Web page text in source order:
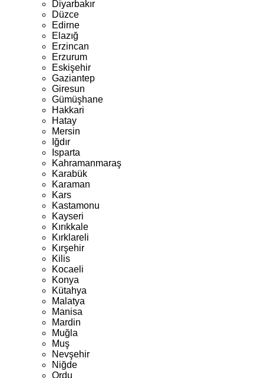
Diyarbakır
Düzce
Edirne
Elazığ
Erzincan
Erzurum
Eskişehir
Gaziantep
Giresun
Gümüşhane
Hakkari
Hatay
Mersin
Iğdır
Isparta
Kahramanmaraş
Karabük
Karaman
Kars
Kastamonu
Kayseri
Kırıkkale
Kırklareli
Kırşehir
Kilis
Kocaeli
Konya
Kütahya
Malatya
Manisa
Mardin
Muğla
Muş
Nevşehir
Niğde
Ordu